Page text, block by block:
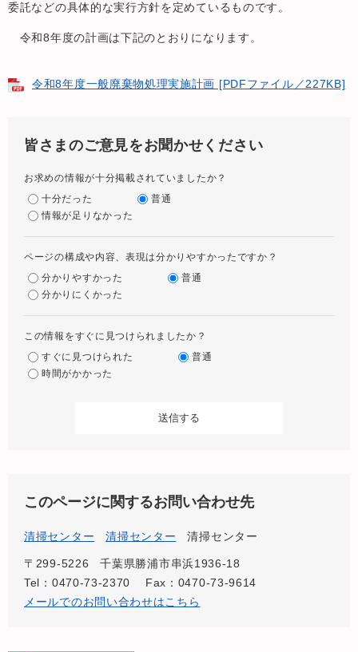
委託などの具体的な実行方針を定めているものです。
令和8年度の計画は下記のとおりになります。
令和8年度一般廃棄物処理実施計画 [PDFファイル／227KB]
皆さまのご意見をお聞かせください
お求めの情報が十分掲載されていましたか？
十分だった
普通
情報が足りなかった
ページの構成や内容、表現は分かりやすかったですか？
分かりやすかった
普通
分かりにくかった
この情報をすぐに見つけられましたか？
すぐに見つけられた
普通
時間がかかった
このページに関するお問い合わせ先
清掃センター 清掃センター 清掃センター
〒299-5226
千葉県勝浦市串浜1936-18
Tel：0470-73-2370
Fax：0470-73-9614
メールでのお問い合わせはこちら